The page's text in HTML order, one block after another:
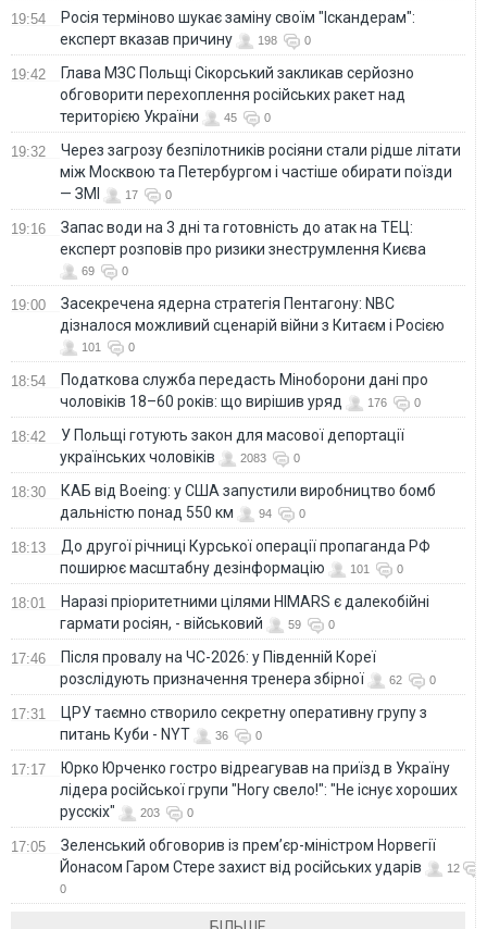
19:54
Росія терміново шукає заміну своїм "Іскандерам":
експерт вказав причину
198 0
19:42
Глава МЗС Польщі Сікорський закликав серйозно
обговорити перехоплення російських ракет над
територією України
45 0
19:32
Через загрозу безпілотників росіяни стали рідше літати
між Москвою та Петербургом і частіше обирати поїзди
— ЗМІ
17 0
19:16
Запас води на 3 дні та готовність до атак на ТЕЦ:
експерт розповів про ризики знеструмлення Києва
69 0
19:00
Засекречена ядерна стратегія Пентагону: NBC
дізналося можливий сценарій війни з Китаєм і Росією
101 0
18:54
Податкова служба передасть Міноборони дані про
чоловіків 18–60 років: що вирішив уряд
176 0
18:42
У Польщі готують закон для масової депортації
українських чоловіків
2083 0
18:30
КАБ від Boeing: у США запустили виробництво бомб
дальністю понад 550 км
94 0
18:13
До другої річниці Курської операції пропаганда РФ
поширює масштабну дезінформацію
101 0
18:01
Наразі пріоритетними цілями HIMARS є далекобійні
гармати росіян, - військовий
59 0
17:46
Після провалу на ЧС-2026: у Південній Кореї
розслідують призначення тренера збірної
62 0
17:31
ЦРУ таємно створило секретну оперативну групу з
питань Куби - NYT
36 0
17:17
Юрко Юрченко гостро відреагував на приїзд в Україну
лідера російської групи "Ногу свело!": "Не існує хороших
русскіх"
203 0
17:05
Зеленський обговорив із прем’єр-міністром Норвегії
Йонасом Гаром Стере захист від російських ударів
12
0